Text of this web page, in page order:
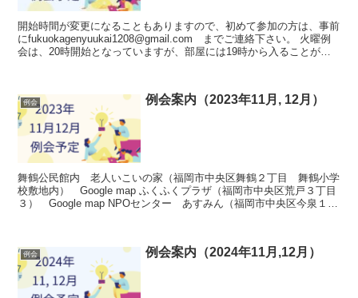
開始時間が変更になることもありますので、初めて参加の方は、事前
にfukuokagenyuukai1208@gmail.com までご連絡下さい。 火曜例
会は、20時開始となっていますが、部屋には19時から入ることが可
例会 例会案内（2023年11月, 12月）
舞鶴公民館内 老人いこいの家（福岡市中央区舞鶴２丁目 舞鶴小学
校敷地内） Google map ふくふくプラザ（福岡市中央区荒戸３丁目
３） Google map NPOセンター あすみん（福岡市中央区今泉１－
例会 例会案内（2024年11月,12月）